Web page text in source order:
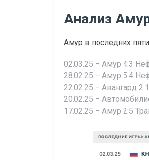
Анализ
Амур в последних
02.03.25 – Амур 4:3
28.02.25 – Амур 5:4
22.02.25 – Авангард
20.02.25 –
17.02.25 – Амур 2:5